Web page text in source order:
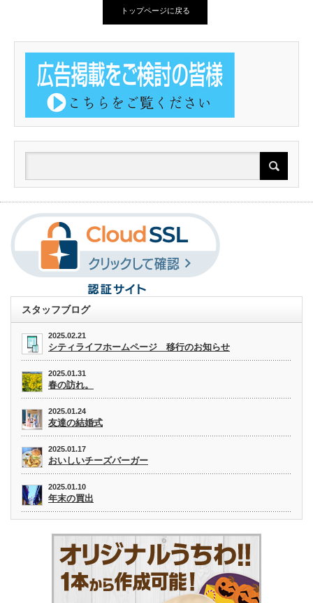
トップページに戻る
スタッフブログ
2025.02.21
シティライフホームページ 移行のお知らせ
2025.01.31
春の訪れ。
2025.01.24
友達の結婚式
2025.01.17
おいしいチーズバーガー
2025.01.10
年末の買出